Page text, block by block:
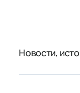
Новости,